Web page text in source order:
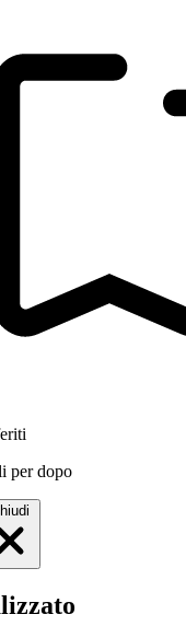
per dopo